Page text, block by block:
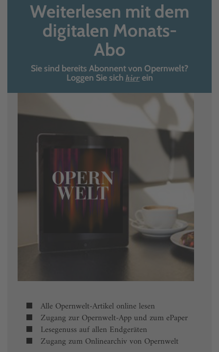
Weiterlesen mit dem
digitalen Monats-
Abo
Sie sind bereits Abonnent von Opernwelt?
Loggen Sie sich hierein
Alle Opernwelt-Artikel online lesen
Zugang zur Opernwelt-App und zum ePaper
Lesegenuss auf allen Endgeräten
Zugang zum Onlinearchiv von Opernwelt